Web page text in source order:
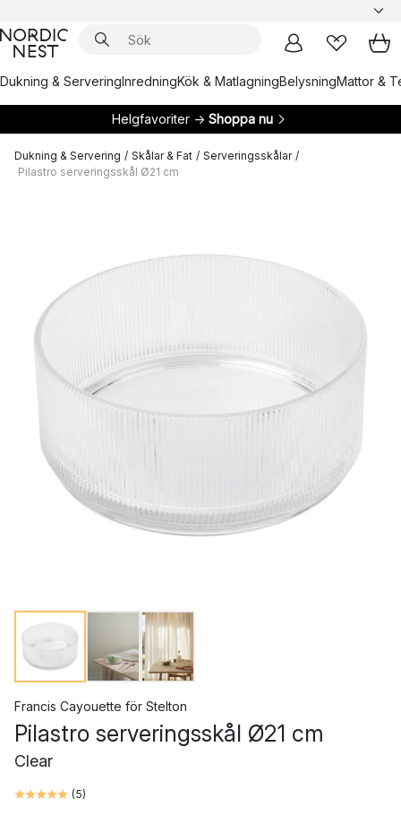
Dukning & ServeringInredningKök & MatlagningBelysningMattor &
Helgfavoriter → Shoppa nu
Dukning & Servering / Skålar & Fat / Serveringsskålar /
Pilastro serveringsskål Ø21 cm
Francis Cayouette för Stelton
Pilastro serveringsskål Ø21 cm
Clear
(5)